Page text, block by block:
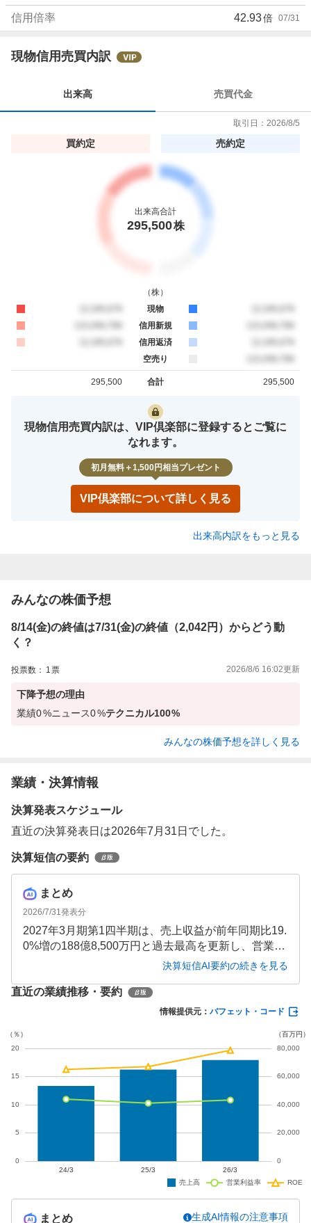
5
5
5
信用倍率 42.93倍 07/31
現物信用売買内訳
出来高 売買代金
取引日： 2026/8/5
買約定 売約定
出来高合計
295,500株
（株）
現物
信用新規
信用返済
空売り
合計
295,500 295,500
現物信用売買内訳は、VIP倶楽部に登録するとご覧に
なれます。
初月無料＋1,500円相当プレゼント
VIP倶楽部について詳しく見る
出来高内訳をもっと見る
みんなの株価予想
8/14(金)の終値は7/31(金)の終値（2,042円）からどう動
く？
投票数： 1 票 2026/8/6 16:02更新
下降予想の理由
業績0%ニュース0%テクニカル100%
みんなの株価予想を詳しく見る
業績・決算情報
決算発表スケジュール
直近の決算発表日は2026年7月31日でした。
決算短信の要約
まとめ
2026/7/31発表分
2027年3月期第1四半期は、売上収益が前年同期比19.
0%増の188億8,500万円と過去最高を更新し、営業利
益も26.4%増の16億600万円と増収増益を達成しまし
大が牽引し、アプリケーション・サービス事業も黒
字転換するなど、全セグメントで増収となっていま
決算短信AI要約の続きを見る
直近の業績推移・要約
情報提供元： バフェット・コード
まとめ 生成AI情報の注意事項